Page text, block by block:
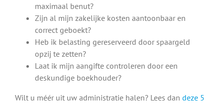
maximaal benut?
Zijn al mijn zakelijke kosten aantoonbaar en
correct geboekt?
Heb ik belasting gereserveerd door spaargeld
opzij te zetten?
Laat ik mijn aangifte controleren door een
deskundige boekhouder?
Wilt u méér uit uw administratie halen? Lees dan deze 5